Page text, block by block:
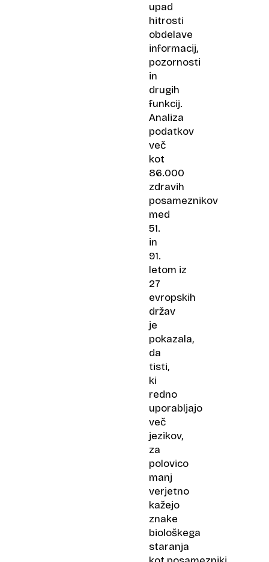
upad
hitrosti
obdelave
informacij,
pozornosti
in
drugih
funkcij.
Analiza
podatkov
več
kot
86.000
zdravih
posameznikov
med
51.
in
91.
letom iz
27
evropskih
držav
je
pokazala,
da
tisti,
ki
redno
uporabljajo
več
jezikov,
za
polovico
manj
verjetno
kažejo
znake
biološkega
staranja